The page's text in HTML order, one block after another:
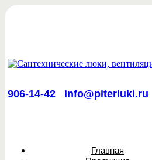
906-14-42
info@piterluki.ru
Главная